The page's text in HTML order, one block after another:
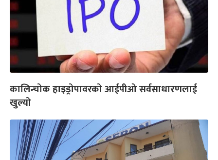
कालिन्चोक हाइड्रोपावरको आईपीओ सर्वसाधारणलाई
खुल्यो